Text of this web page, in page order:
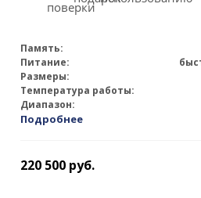
Память:
Питание:
Размеры:
Температура работы:
Диапазон:
Подробнее
220 500 руб.